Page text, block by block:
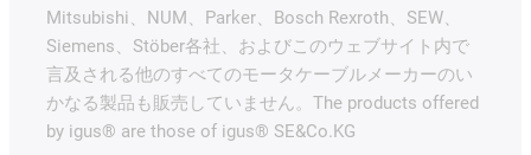
Mitsubishi、NUM、Parker、Bosch Rexroth、SEW、
Siemens、Stöber各社、およびこのウェブサイト内で
言及される他のすべてのモータケーブルメーカーのい
かなる製品も販売していません。The products offered
by igus® are those of igus® SE&Co.KG